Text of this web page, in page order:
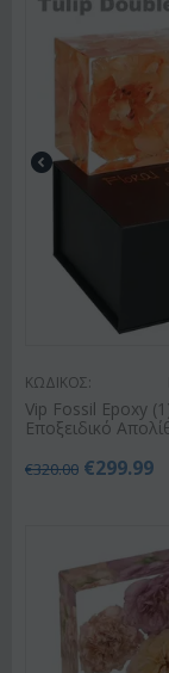
ΚΩΔΙΚΟΣ:
Vip Fossil Epoxy
Εποξειδικό
€320.00 €299.99